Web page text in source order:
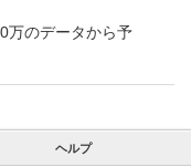
万のデータから予
ヘルプ